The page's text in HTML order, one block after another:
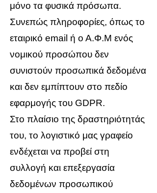
μόνο τα φυσικά πρόσωπα.
Συνεπώς πληροφορίες, όπως το
εταιρικό email ή ο Α.Φ.Μ ενός
νομικού προσώπου δεν
συνιστούν προσωπικά δεδομένα
και δεν εμπίπτουν στο πεδίο
εφαρμογής του GDPR.
Στο πλαίσιο της δραστηριότητάς
του, το λογιστικό μας γραφείο
ενδέχεται να προβεί στη
συλλογή και επεξεργασία
δεδομένων προσωπικού